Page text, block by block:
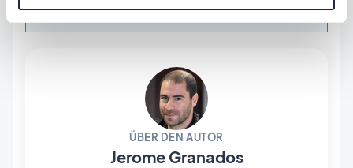
Vorstellungen entspricht.
ÜBER DEN AUTOR
Jerome Granados